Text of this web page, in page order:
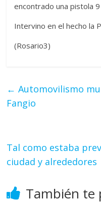
encontrado una pistola
Intervino en el hecho la
(Rosario3)
← Automovilismo
Fangio
Tal como estaba
ciudad y alrededores
También te